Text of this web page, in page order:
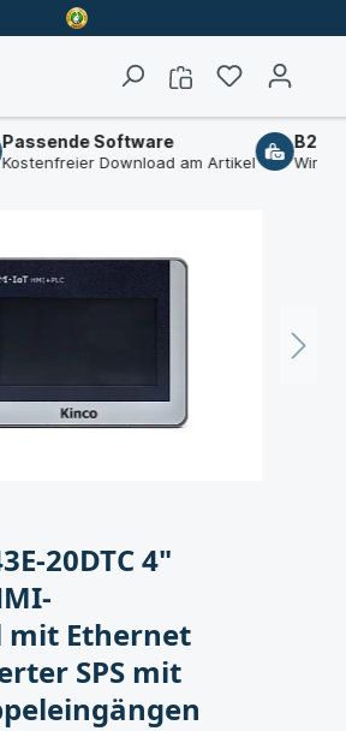
Software
Download am Artikel
B2B-
Wir sind
20DTC 4"
mit Ethernet
SPS mit